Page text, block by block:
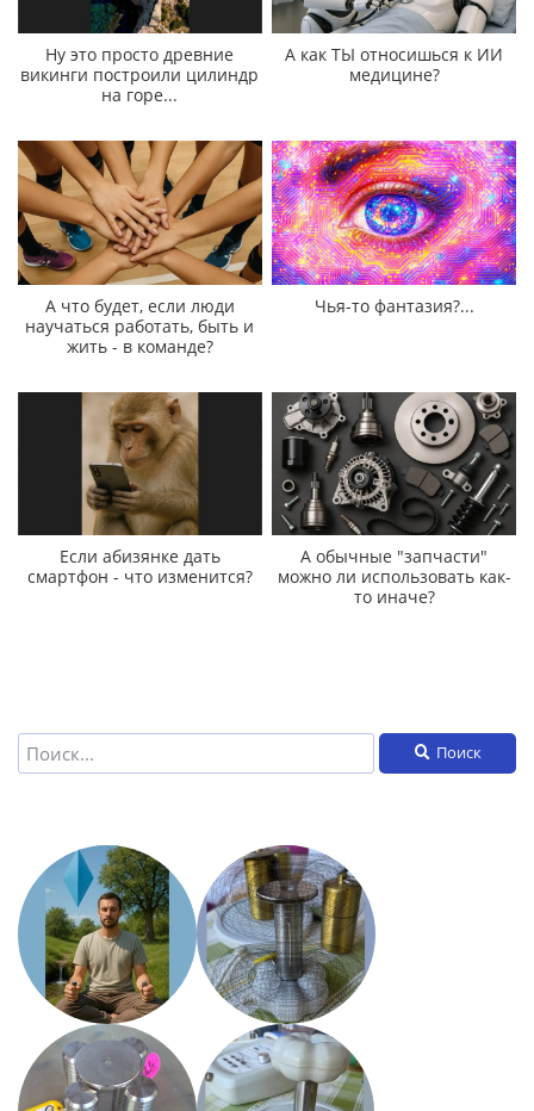
Ну это просто древние
викинги построили цилиндр
на горе...
А как ТЫ относишься к ИИ
медицине?
А что будет, если люди
научаться работать, быть и
жить - в команде?
Чья-то фантазия?...
Если абизянке дать
смартфон - что изменится?
А обычные "запчасти"
можно ли использовать как-
то иначе?
Поиск